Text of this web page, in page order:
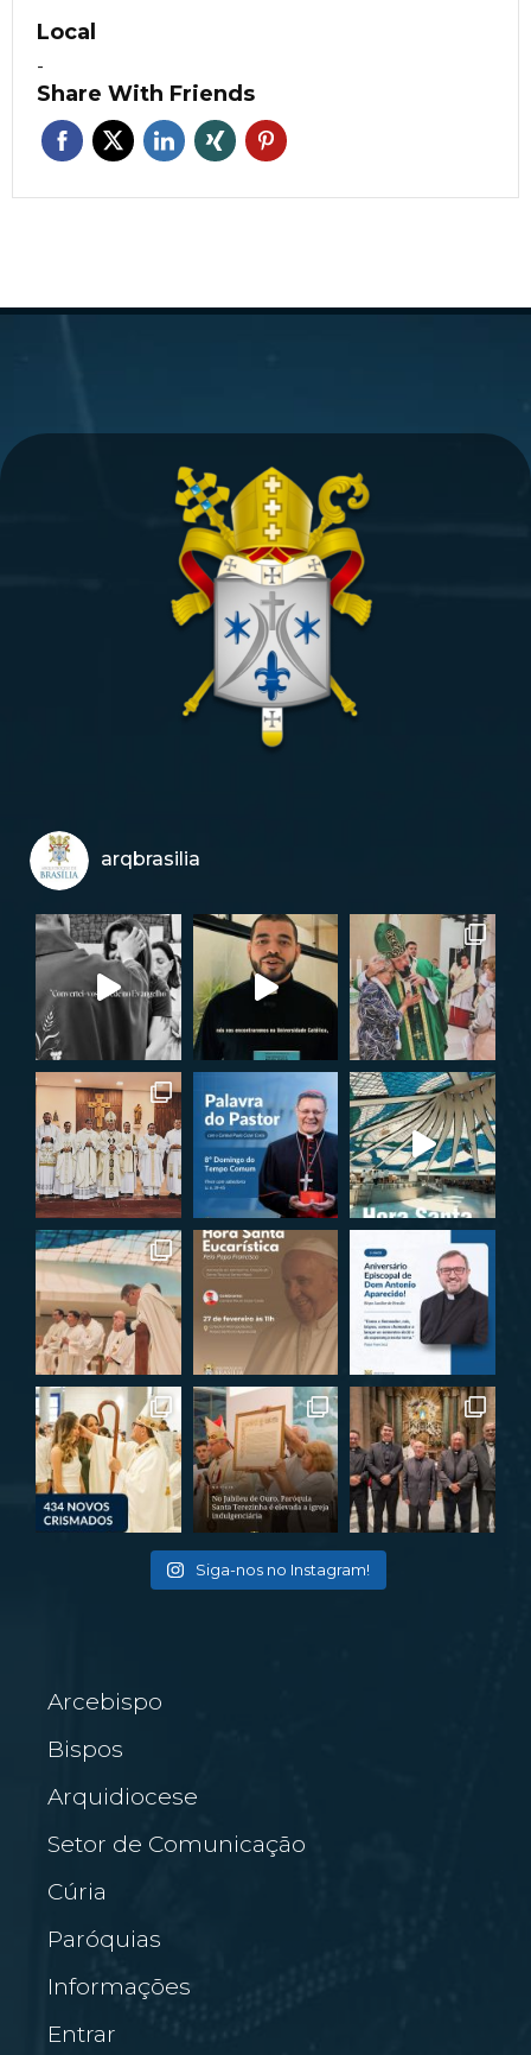
Local
-
Share With Friends
arqbrasilia
Siga-nos no Instagram!
Arcebispo
Bispos
Arquidiocese
Setor de Comunicação
Cúria
Paróquias
Informações
Entrar